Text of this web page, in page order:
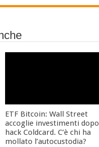
ETF Bitcoin: Wall Street
accoglie investimenti dopo
hack Coldcard. C’è chi ha
mollato l’autocustodia?